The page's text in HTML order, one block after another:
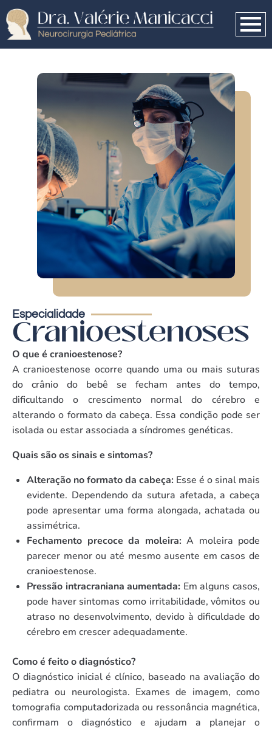
Especialidade
Cranioestenoses
O que é cranioestenose?
A cranioestenose ocorre quando uma ou mais suturas
do crânio do bebê se fecham antes do tempo,
dificultando o crescimento normal do cérebro e
alterando o formato da cabeça. Essa condição pode ser
isolada ou estar associada a síndromes genéticas.
Quais são os sinais e sintomas?
Alteração no formato da cabeça: Esse é o sinal mais
evidente. Dependendo da sutura afetada, a cabeça
pode apresentar uma forma alongada, achatada ou
assimétrica.
Fechamento precoce da moleira:A moleira pode
parecer menor ou até mesmo ausente em casos de
cranioestenose.
Pressão intracraniana aumentada: Em alguns casos,
pode haver sintomas como irritabilidade, vômitos ou
atraso no desenvolvimento, devido à dificuldade do
cérebro em crescer adequadamente.
Como é feito o diagnóstico?
O diagnóstico inicial é clínico, baseado na avaliação do
pediatra ou neurologista. Exames de imagem, como
tomografia computadorizada ou ressonância magnética,
confirmam o diagnóstico e ajudam a planejar o